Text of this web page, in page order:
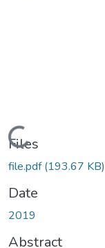
Loading...
Files
file.pdf(193.67 KB)
Date
2019
Abstract